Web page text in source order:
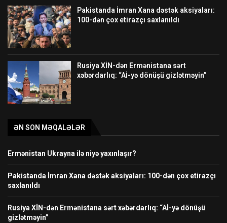
Pakistanda İmran Xana dəstək aksiyaları:
100-dən çox etirazçı saxlanıldı
Rusiya XİN-dən Ermənistana sərt
xəbərdarlıq: “Aİ-yə dönüşü gizlətməyin”
ƏN SON MƏQALƏLƏR
Ermənistan Ukrayna ilə niyə yaxınlaşır?
Pakistanda İmran Xana dəstək aksiyaları: 100-dən çox etirazçı
saxlanıldı
Rusiya XİN-dən Ermənistana sərt xəbərdarlıq: “Aİ-yə dönüşü
gizlətməyin”